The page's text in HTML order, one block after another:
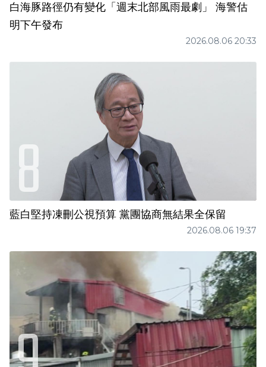
白海豚路徑仍有變化「週末北部風雨最劇」 海警估
明下午發布
2026.08.06 20:33
藍白堅持凍刪公視預算 黨團協商無結果全保留
2026.08.06 19:37